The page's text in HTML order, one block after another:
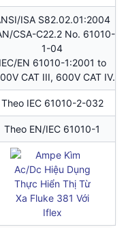
ISA S82.02.01:2004
CSA-C22.2 No. 61010-
1-04
IEC/EN 61010-1:2001 to
CAT III, 600V CAT IV.
Theo IEC 61010-2-032
Theo EN/IEC 61010-1